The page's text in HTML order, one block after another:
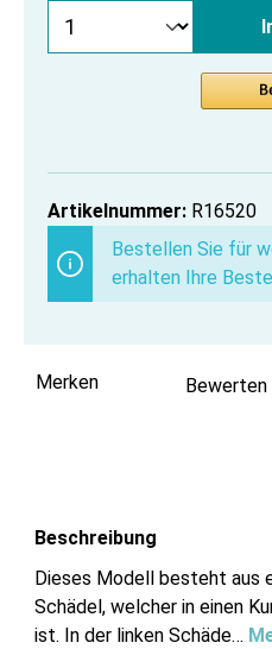
Artikelnummer: R16520
Bestellen Sie für
erhalten Ihre
Merken Bewerten
Beschreibung
Dieses Modell besteht aus
Schädel, welcher in einen
ist. In der linken Schäde…